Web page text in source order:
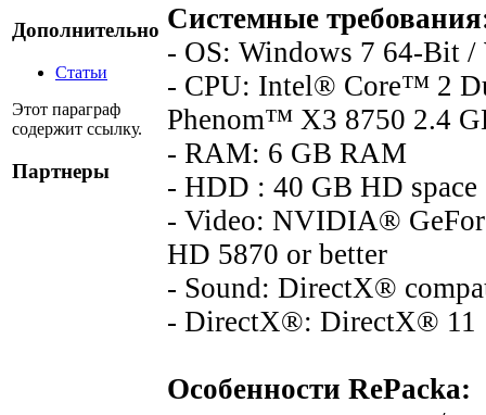
Дополнительно
Статьи
Этот параграф
содержит ссылку.
Партнеры
Системные
- OS: Windows 7 64-Bit
- CPU: Intel® Core™ 2
Phenom™ X3 8750 2.4
- RAM: 6 GB RAM
- HDD : 40 GB HD space
- Video: NVIDIA®
HD 5870 or better
- Sound: DirectX®
- DirectX®: DirectX® 11
Особенности RePacka: